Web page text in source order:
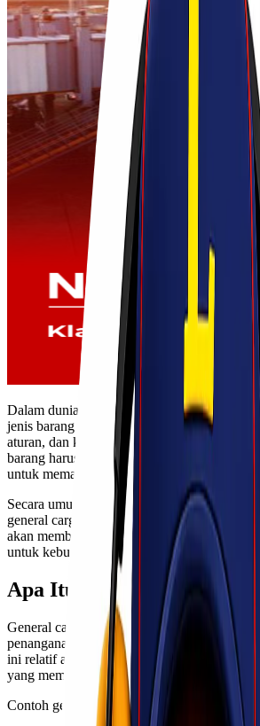
Dalam dunia logistik, khususnya pengiriman
jenis barang diperlakukan dengan cara yang
aturan, dan klasifikasi tertentu yang
barang harus dikirim, ditangani, hingga
untuk memastikan keamanan, kecepatan,
Secara umum, cargo udara dibagi menjadi
general cargo dan special cargo. Memahami
akan membantu kamu memilih metode
untuk kebutuhan bisnis maupun personal.
Apa Itu General Cargo?
General cargo adalah jenis barang umum
penanganan khusus dalam proses
ini relatif aman, tidak berbahaya, dan tidak
yang membutuhkan perlakuan ekstra.
Contoh general cargo meliputi: